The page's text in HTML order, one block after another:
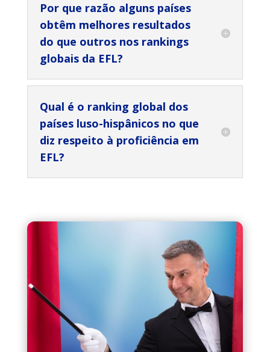
Por que razão alguns países
obtêm melhores resultados
do que outros nos rankings
globais da EFL?
Qual é o ranking global dos
países luso-hispânicos no que
diz respeito à proficiência em
EFL?